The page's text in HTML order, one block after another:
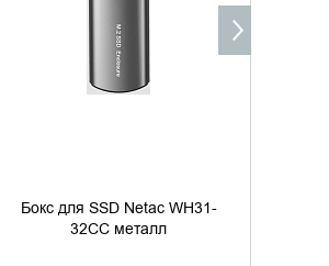
Бокс для SSD Netac WH31-
32CC металл